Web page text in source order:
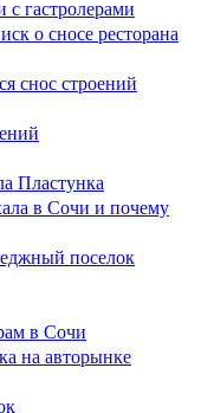
гастролерами
о сносе ресторана
снос строений
Пластунка
в Сочи и почему
поселок
в Сочи
на авторынке